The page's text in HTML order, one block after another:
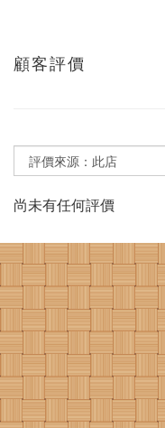
顧客評價
尚未有任何評價